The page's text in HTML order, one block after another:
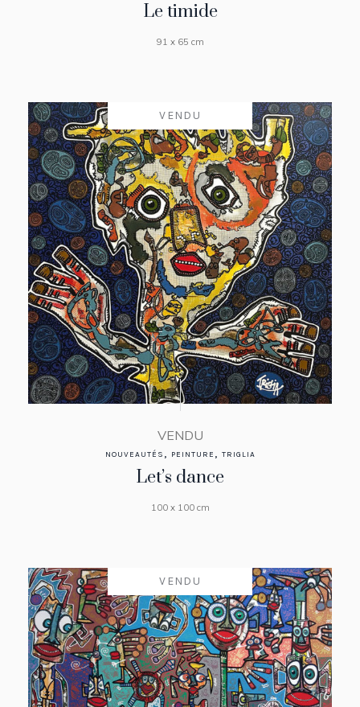
Le timide
91 x 65 cm
VENDU
VENDU
NOUVEAUTÉS , PEINTURE , TRIGLIA
Let’s dance
100 x 100 cm
VENDU